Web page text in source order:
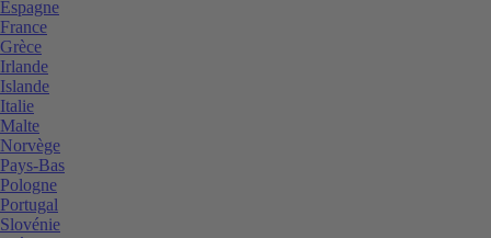
Espagne
France
Grèce
Irlande
Islande
Italie
Malte
Norvège
Pays-Bas
Pologne
Portugal
Slovénie